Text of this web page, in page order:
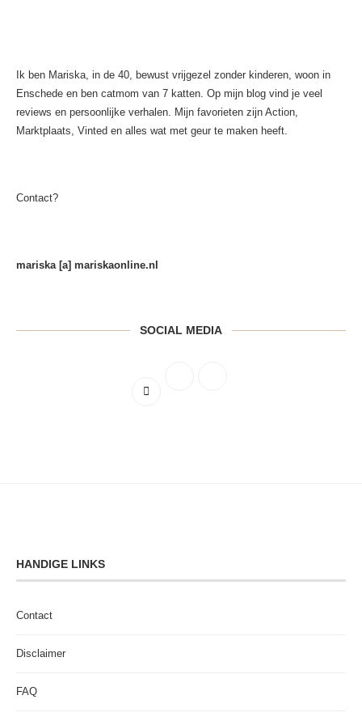
Ik ben Mariska, in de 40, bewust vrijgezel zonder kinderen, woon in
Enschede en ben catmom van 7 katten. Op mijn blog vind je veel
reviews en persoonlijke verhalen. Mijn favorieten zijn Action,
Marktplaats, Vinted en alles wat met geur te maken heeft.
Contact?
mariska [a] mariskaonline.nl
SOCIAL MEDIA
HANDIGE LINKS
Contact
Disclaimer
FAQ